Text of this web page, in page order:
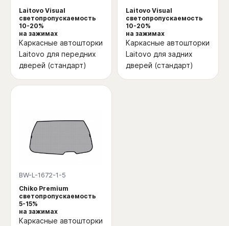
Laitovo Visual
светопропускаемость
10-20%
на зажимах
Каркасные автошторки
Laitovo для передних
дверей (стандарт)
Laitovo Visual
светопропускаемость
10-20%
на зажимах
Каркасные автошторки
Laitovo для задних
дверей (стандарт)
BW-L-1672-1-5
Chiko Premium
светопропускаемость
5-15%
на зажимах
Каркасные автошторки